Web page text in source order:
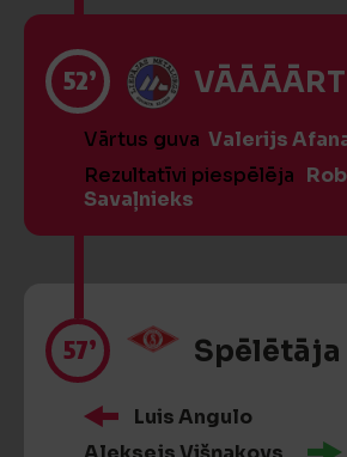
52’
Vārtus guva Valerijs
Rezultatīvi piespēlēja
Savaļnieks
57’ Spēlētāja
Luis Angulo